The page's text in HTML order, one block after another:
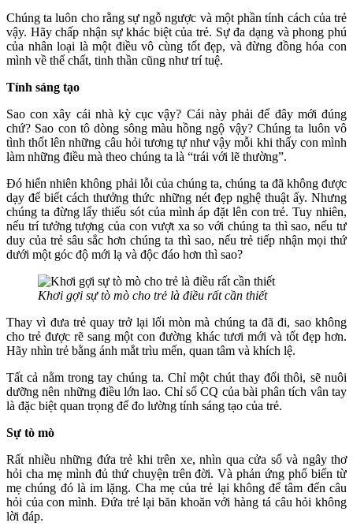
Chúng ta luôn cho rằng sự ngỗ ngược và một phần tính cách của trẻ
vậy. Hãy chấp nhận sự khác biệt của trẻ. Sự đa dạng và phong phú
của nhân loại là một điều vô cùng tốt đẹp, và đừng đồng hóa con
mình về thể chất, tinh thần cũng như trí tuệ.
Tính sáng tạo
Sao con xây cái nhà kỳ cục vậy? Cái này phải để đây mới đúng
chứ? Sao con tô dòng sông màu hồng ngộ vậy? Chúng ta luôn vô
tình thốt lên những câu hỏi tương tự như vậy mỗi khi thấy con mình
làm những điều mà theo chúng ta là “trái với lẽ thường”.
Đó hiển nhiên không phải lỗi của chúng ta, chúng ta đã không được
dạy để biết cách thưởng thức những nét đẹp nghệ thuật ấy. Nhưng
chúng ta đừng lấy thiếu sót của mình áp đặt lên con trẻ. Tuy nhiên,
nếu trí tưởng tượng của con vượt xa so với chúng ta thì sao, nếu tư
duy của trẻ sâu sắc hơn chúng ta thì sao, nếu trẻ tiếp nhận mọi thứ
dưới một góc độ mới lạ và độc đáo hơn thì sao?
Khơi gợi sự tò mò cho trẻ là điều rất cần thiết
Thay vì đưa trẻ quay trở lại lối mòn mà chúng ta đã đi, sao không
cho trẻ được rẽ sang một con đường khác tươi mới và tốt đẹp hơn.
Hãy nhìn trẻ bằng ánh mắt trìu mến, quan tâm và khích lệ.
Tất cả nằm trong tay chúng ta. Chỉ một chút thay đổi thôi, sẽ nuôi
dưỡng nên những điều lớn lao. Chỉ số CQ của bài phân tích vân tay
là đặc biệt quan trọng để đo lường tính sáng tạo của trẻ.
Sự tò mò
Rất nhiều những đứa trẻ khi trên xe, nhìn qua cửa sổ và ngây thơ
hỏi cha mẹ mình đủ thứ chuyện trên đời. Và phản ứng phổ biến từ
mẹ chúng đó là im lặng. Cha mẹ của trẻ lại không để tâm đến câu
hỏi của con mình. Đứa trẻ lại băn khoăn với hàng tá câu hỏi không
lời đáp.